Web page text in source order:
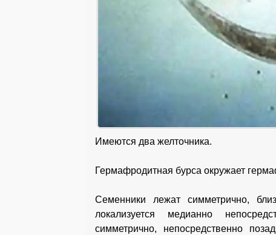
Имеются два желточника.
Гермафродитная бурса окружает
Семенники лежат симметрично,
локализуется медианно
симметрично, непосредственно